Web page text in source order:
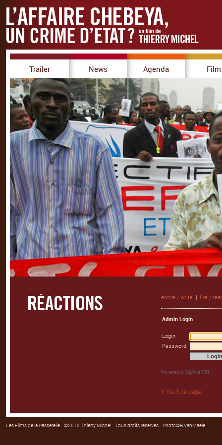
Trailer News Agenda Film
écrire / write | lire /
Admin Login
Login
Password
Powered by SignMe 1.55
haut de page
Les Films de la Passerelle:: ©2012 Thierry Michel :: Tous droits réservés :: Photo©B.VanMaele